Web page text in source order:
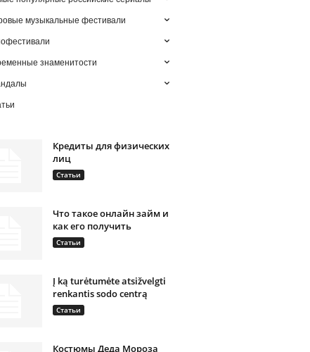
музыкальные фестивали
знаменитости
Кредиты для физических
лиц
Статьи
Что такое онлайн займ и
как его получить
Статьи
Į ką turėtumėte atsižvelgti
renkantis sodo centrą
Статьи
Костюмы Деда Мороза